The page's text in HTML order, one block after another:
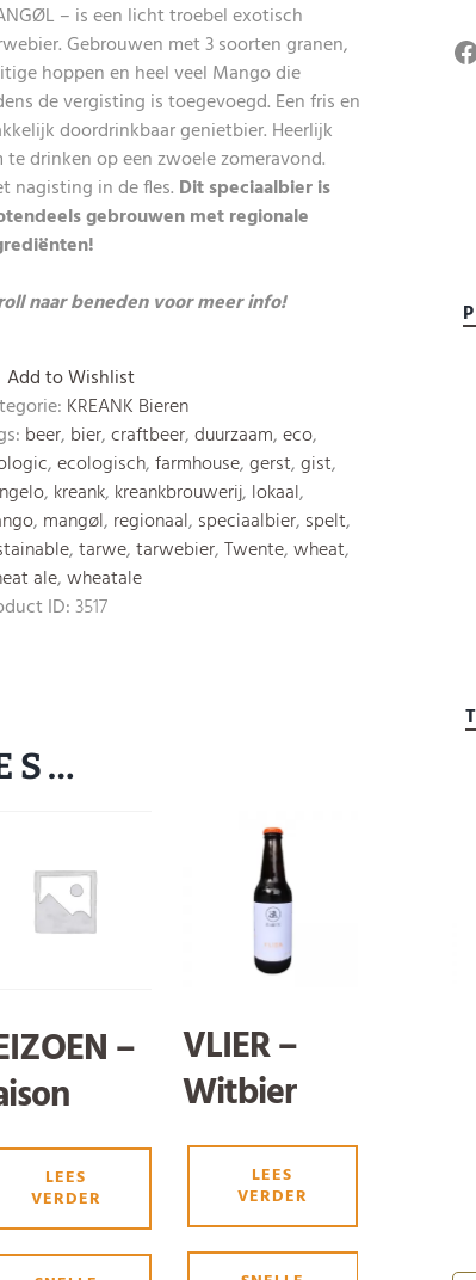
– is een licht troebel exotisch
Gebrouwen met 3 soorten granen,
hoppen en heel veel Mango die
de vergisting is toegevoegd. Een fris en
doordrinkbaar genietbier. Heerlijk
te drinken op een zwoele zomeravond.
nagisting in de fles. Dit speciaalbier is
gebrouwen met regionale
naar beneden voor meer info!
Add to Wishlist
KREANK Bieren
beer, bier,craftbeer,duurzaam,eco,
,ecologisch,farmhouse,gerst,gist,
, kreank, kreankbrouwerij, lokaal,
, mangøl, regionaal, speciaalbier, spelt,
,tarwe,tarwebier,Twente,wheat,
ale,wheatale
ID: 3517
–
LEES
VERDER
VLIER –
Witbier
Elderflower
Blanchebee
r
LEES
VERDER